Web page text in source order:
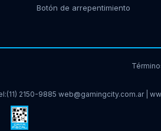
Botón de arrepentimiento
(11) 2150-9885 web@gamingcity.com.ar